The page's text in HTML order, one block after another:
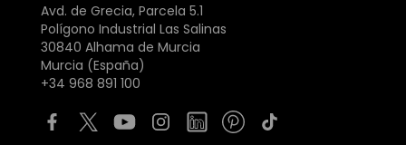
Avd. de Grecia, Parcela 5.1
Polígono Industrial Las Salinas
30840 Alhama de Murcia
Murcia (España)
+34 968 891 100